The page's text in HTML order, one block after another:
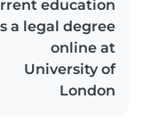
education
a legal degree
online at
University of
London